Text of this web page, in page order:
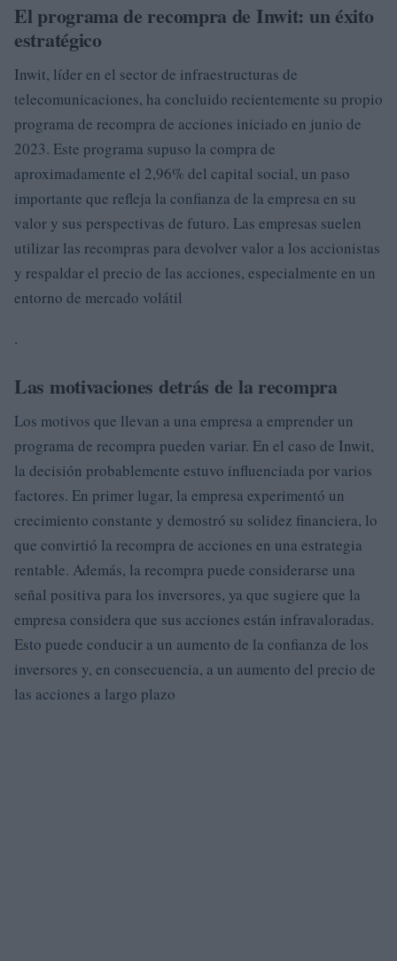
El programa de recompra de Inwit: un éxito
estratégico
Inwit, líder en el sector de infraestructuras de
telecomunicaciones, ha concluido recientemente su propio
programa de recompra de acciones iniciado en junio de
2023. Este programa supuso la compra de
aproximadamente el 2,96% del capital social, un paso
importante que refleja la confianza de la empresa en su
valor y sus perspectivas de futuro. Las empresas suelen
utilizar las recompras para devolver valor a los accionistas
y respaldar el precio de las acciones, especialmente en un
entorno de mercado volátil
.
Las motivaciones detrás de la recompra
Los motivos que llevan a una empresa a emprender un
programa de recompra pueden variar. En el caso de Inwit,
la decisión probablemente estuvo influenciada por varios
factores. En primer lugar, la empresa experimentó un
crecimiento constante y demostró su solidez financiera, lo
que convirtió la recompra de acciones en una estrategia
rentable. Además, la recompra puede considerarse una
señal positiva para los inversores, ya que sugiere que la
empresa considera que sus acciones están infravaloradas.
Esto puede conducir a un aumento de la confianza de los
inversores y, en consecuencia, a un aumento del precio de
las acciones a largo plazo